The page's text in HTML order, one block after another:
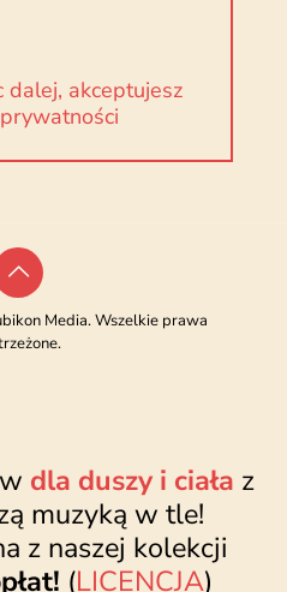
dalej, akceptujesz
Media. Wszelkie prawa
dla duszy i ciała z
muzyką w tle!
z naszej kolekcji
(LICENCJA)